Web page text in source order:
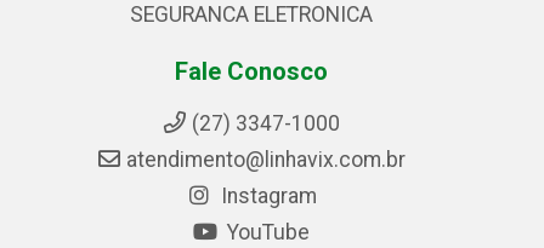
SEGURANCA ELETRONICA
Fale Conosco
(27) 3347-1000
atendimento@linhavix.com.br
Instagram
YouTube